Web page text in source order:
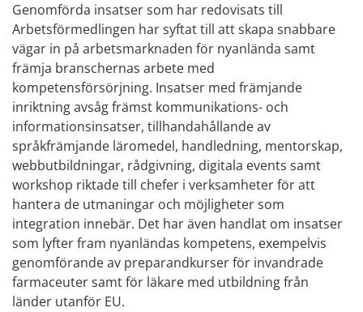
Genomförda insatser som har redovisats till
Arbetsförmedlingen har syftat till att skapa snabbare
vägar in på arbetsmarknaden för nyanlända samt
främja branschernas arbete med
kompetensförsörjning. Insatser med främjande
inriktning avsåg främst kommunikations- och
informationsinsatser, tillhandahållande av
språkfrämjande läromedel, handledning, mentorskap,
webbutbildningar, rådgivning, digitala events samt
workshop riktade till chefer i verksamheter för att
hantera de utmaningar och möjligheter som
integration innebär. Det har även handlat om insatser
som lyfter fram nyanländas kompetens, exempelvis
genomförande av preparandkurser för invandrade
farmaceuter samt för läkare med utbildning från
länder utanför EU.